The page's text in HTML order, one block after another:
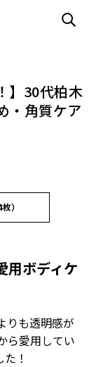
】30代柏木
・角質ケア
）
用ボディケ
りも透明感が
ら愛用してい
！